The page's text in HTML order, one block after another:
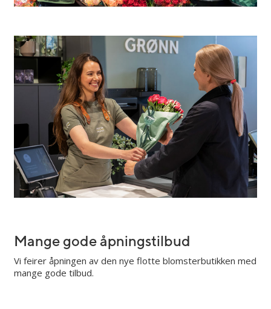
Mange gode åpningstilbud
Vi feirer åpningen av den nye flotte blomsterbutikken med
mange gode tilbud.